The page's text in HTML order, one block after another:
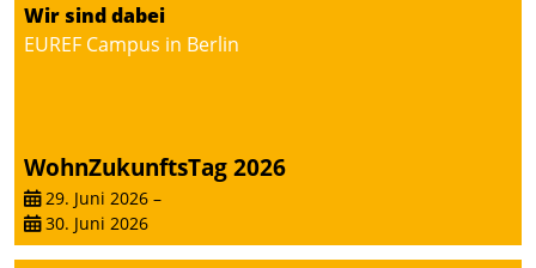
Wir sind dabei
EUREF Campus in Berlin
WohnZukunftsTag 2026
29. Juni 2026 –
30. Juni 2026